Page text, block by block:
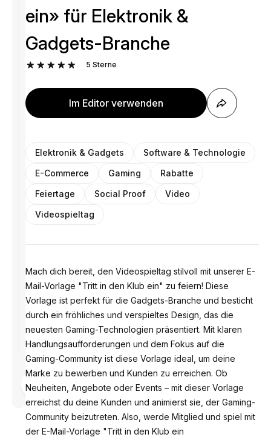
Entworfen
von
Anastasiia
ein» für Elektronik &
Gadgets-Branche
5 Sterne
Im Editor verwenden
Elektronik & Gadgets
Software & Technologie
E-Commerce
Gaming
Rabatte
Feiertage
Social Proof
Video
Videospieltag
Mach dich bereit, den Videospieltag stilvoll mit unserer E-
Mail-Vorlage "Tritt in den Klub ein" zu feiern! Diese
Vorlage ist perfekt für die Gadgets-Branche und besticht
durch ein fröhliches und verspieltes Design, das die
neuesten Gaming-Technologien präsentiert. Mit klaren
Handlungsaufforderungen und dem Fokus auf die
Gaming-Community ist diese Vorlage ideal, um deine
Marke zu bewerben und Kunden zu erreichen. Ob
Neuheiten, Angebote oder Events – mit dieser Vorlage
erreichst du deine Kunden und animierst sie, der Gaming-
Community beizutreten. Also, werde Mitglied und spiel mit
der E-Mail-Vorlage "Tritt in den Klub ein